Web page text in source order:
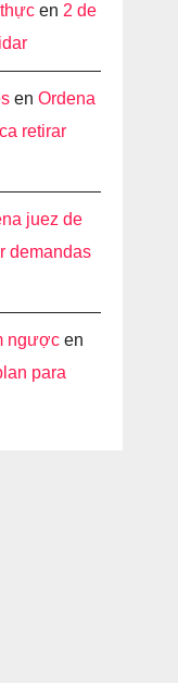
en 2 de
en Ordena
retirar
juez de
demandas
ngượcen
para